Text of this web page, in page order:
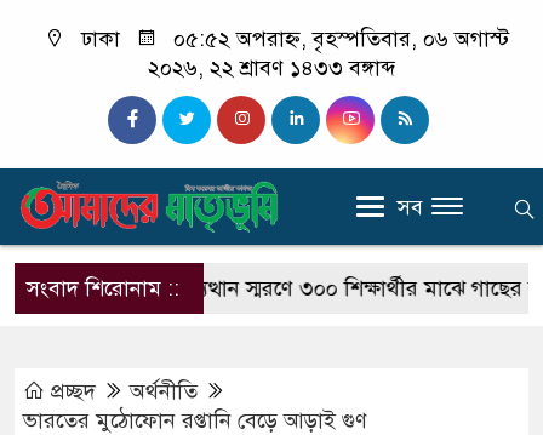
ঢাকা
০৫:৫২ অপরাহ্ন, বৃহস্পতিবার, ০৬ অগাস্ট
২০২৬, ২২ শ্রাবণ ১৪৩৩ বঙ্গাব্দ
সব
সংবাদ শিরোনাম ::
জুলাই গণঅভ্যুত্থান স্মরণে ৩০০ শিক্ষার্থীর মাঝে গাছের চারা
প্রচ্ছদ
অর্থনীতি
ভারতের মুঠোফোন রপ্তানি বেড়ে আড়াই গুণ